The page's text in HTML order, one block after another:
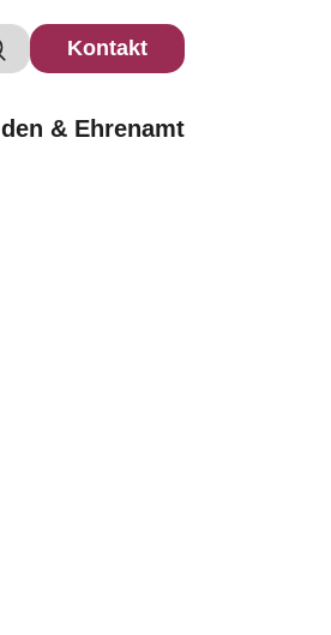
Kontakt
& Ehrenamt